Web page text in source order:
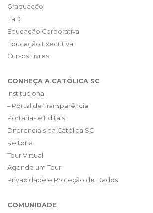
Graduação
EaD
Educação Corporativa
Educação Executiva
Cursos Livres
CONHEÇA A CATÓLICA SC
Institucional
– Portal de Transparência
Portarias e Editais
Diferenciais da Católica SC
Reitoria
Tour Virtual
Agende um Tour
Privacidade e Proteção de Dados
COMUNIDADE